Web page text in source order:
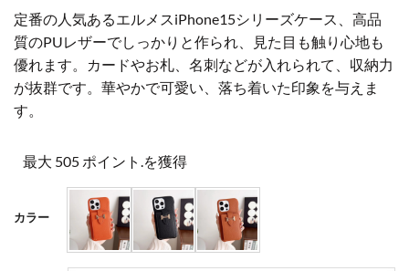
定番の人気あるエルメスiPhone15シリーズケース、高品
質のPUレザーでしっかりと作られ、見た目も触り心地も
優れます。カードやお札、名刺などが入れられて、収納力
が抜群です。華やかで可愛い、落ち着いた印象を与えま
す。
最大 505 ポイント.を獲得
カラー